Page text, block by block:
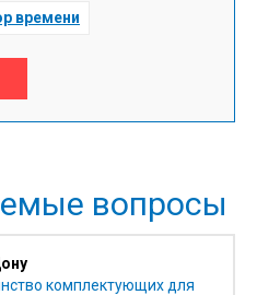
времени
вопросы
комплектующих для